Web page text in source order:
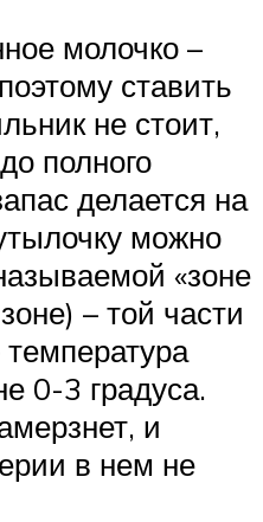
молочко –
ставить
не стоит,
полного
делается на
можно
«зоне
– той части
0-3 градуса.
и
в нем не